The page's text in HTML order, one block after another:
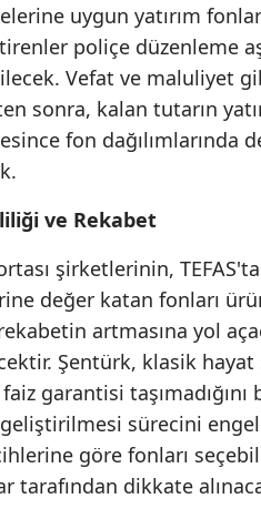
uygun yatırım
poliçe düzenleme
Vefat ve maluliyet
sonra, kalan tutarın
fon
ve Rekabet
şirketlerinin,
değer katan fonları
artmasına yol
Şentürk, klasik
garantisi
sürecini
göre fonları
tarafından dikkate